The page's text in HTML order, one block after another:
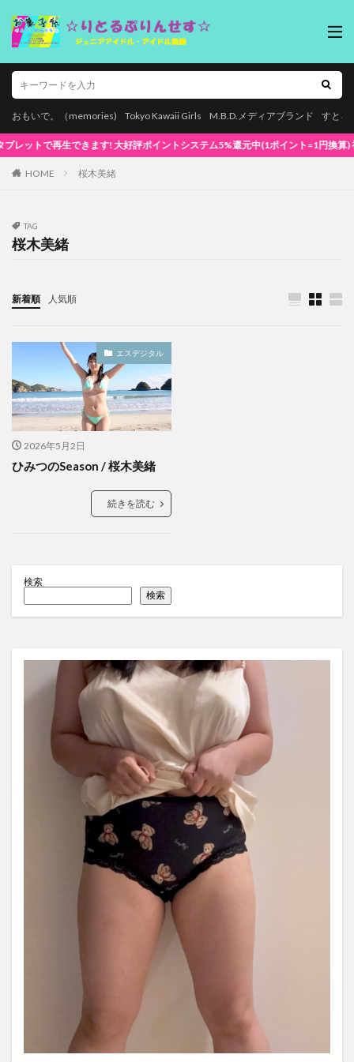
おもいで。（memories) Tokyo Kawaii Girls M.B.D.メディアブランド すとろ
ます! 大好評ポイントシステム5%還元中(1ポイント=1円換算) 初めてでも安心
HOME 桜木美緒
TAG
桜木美緒
新着順 人気順
エスデジタル
2026年5月2日
ひみつのSeason / 桜木美緒
続きを読む
検索
検索